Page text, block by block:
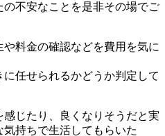
不安なことを是非その場でご
料金の確認などを費用を気に
任せられるかどうか判定して
じたり、良くなりそうだと実
気持ちで生活してもらいた